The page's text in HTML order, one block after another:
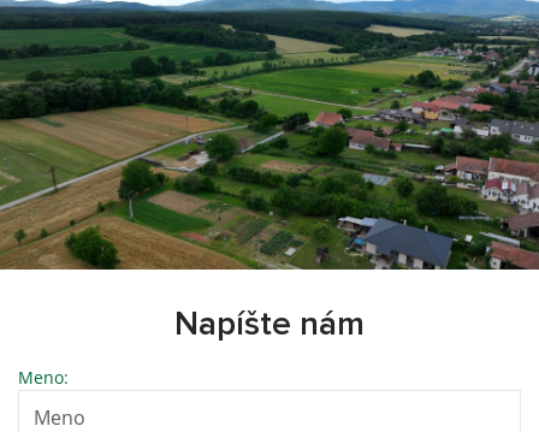
Napíšte nám
Meno: